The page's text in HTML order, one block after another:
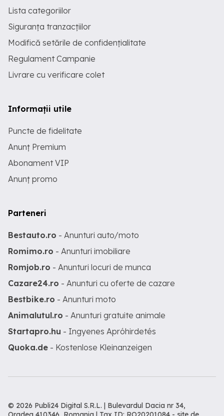
Lista categoriilor
Siguranța tranzacțiilor
Modifică setările de confidențialitate
Regulament Campanie
Livrare cu verificare colet
Informații utile
Puncte de fidelitate
Anunț Premium
Abonament VIP
Anunț promo
Parteneri
Bestauto.ro - Anunturi auto/moto
Romimo.ro - Anunturi imobiliare
Romjob.ro - Anunturi locuri de munca
Cazare24.ro - Anunturi cu oferte de cazare
Bestbike.ro - Anunturi moto
Animalutul.ro - Anunturi gratuite animale
Startapro.hu - Ingyenes Apróhirdetés
Quoka.de - Kostenlose Kleinanzeigen
© 2026 Publi24 Digital S.R.L. | Bulevardul Dacia nr 34,